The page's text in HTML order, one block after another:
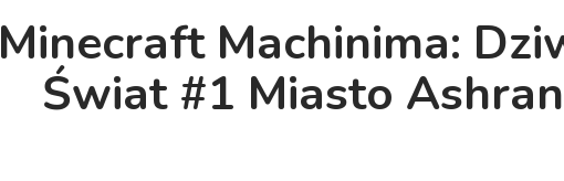
Minecraft Machinima:
Świat #1 Miasto